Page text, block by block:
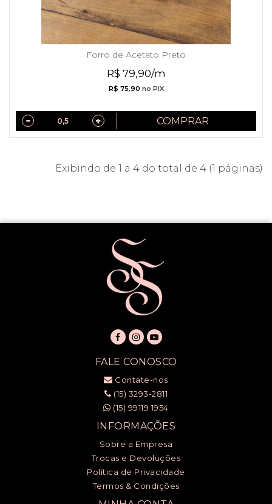
Forro de Acetato Preto
R$ 79,90/m
R$ 75,90 no PIX
COMPRAR
Exibindo de 1 a 4 do total de 4 (1 páginas)
FALE CONOSCO
Contate-nos
(15) 3293-2811
(15) 99119 1954
INFORMAÇÕES
Sobre a Empresa
Trocas e Devoluções
Política de Privacidade
Termos & Condições